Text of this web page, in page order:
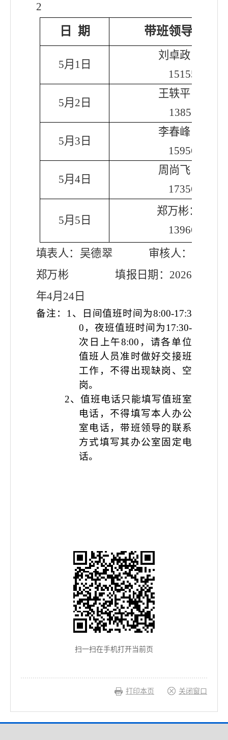
2
日 期 带班领导及联
5月 1 日
刘卓政：
5月 2 日
王轶平：
5月 3 日
李春峰：
5月 4日
周尚飞：
5月 5 日
郑万彬：
填表人： 吴德翠
审核人：
郑万彬
填报日期： 2026
年4月 24 日
备注： 1、日间值班时间为8:00-17:3
0，夜班值班时间为17:30-
次日上午8:00，请各单位
值班人员准时做好交接班
工作，不得出现缺岗、空
岗。
2、值班电话只能填写值班室
电话，不得填写本人办公
室电话，带班领导的联系
方式填写其办公室固定电
话。
扫一扫在手机打开当前页
打印本页 关闭窗口